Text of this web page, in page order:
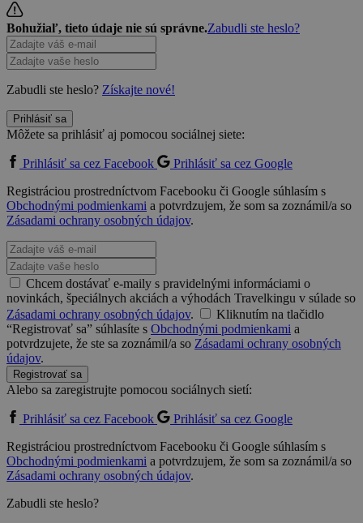
Bohužiaľ, tieto údaje nie sú správne.Zabudli ste heslo?
Zabudli ste heslo? Získajte nové!
Prihlásiť sa
Môžete sa prihlásiť aj pomocou sociálnej siete:
Prihlásiť sa cez Facebook
Prihlásiť sa cez Google
Registráciou prostredníctvom Facebooku či Google súhlasím s
Obchodnými podmienkami a potvrdzujem, že som sa zoznámil/a so
Zásadami ochrany osobných údajov.
Chcem dostávať e-maily s pravidelnými informáciami o
novinkách, špeciálnych akciách a výhodách Travelkingu v súlade so
Zásadami ochrany osobných údajov.
Kliknutím na tlačidlo
“Registrovať sa” súhlasíte s Obchodnými podmienkami a
potvrdzujete, že ste sa zoznámil/a so Zásadami ochrany osobných
údajov.
Registrovať sa
Alebo sa zaregistrujte pomocou sociálnych sietí:
Prihlásiť sa cez Facebook
Prihlásiť sa cez Google
Registráciou prostredníctvom Facebooku či Google súhlasím s
Obchodnými podmienkami a potvrdzujem, že som sa zoznámil/a so
Zásadami ochrany osobných údajov.
Zabudli ste heslo?